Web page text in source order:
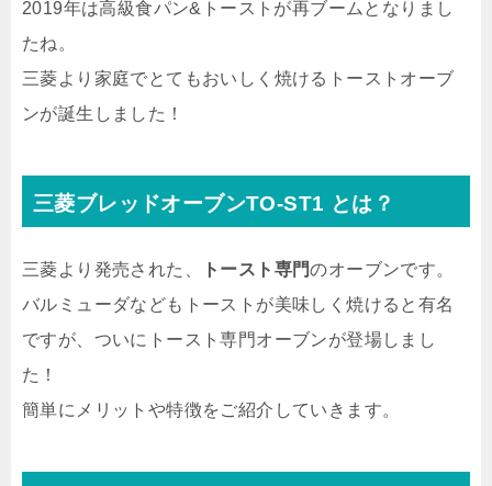
2019年は高級食パン&トーストが再ブームとなりまし
たね。
三菱より家庭でとてもおいしく焼けるトーストオーブ
ンが誕生しました！
三菱ブレッドオーブンTO-ST1 とは？
三菱より発売された、 トースト専門のオーブンです。
バルミューダなどもトーストが美味しく焼けると有名
ですが、ついにトースト専門オーブンが登場しまし
た！
簡単にメリットや特徴をご紹介していきます。